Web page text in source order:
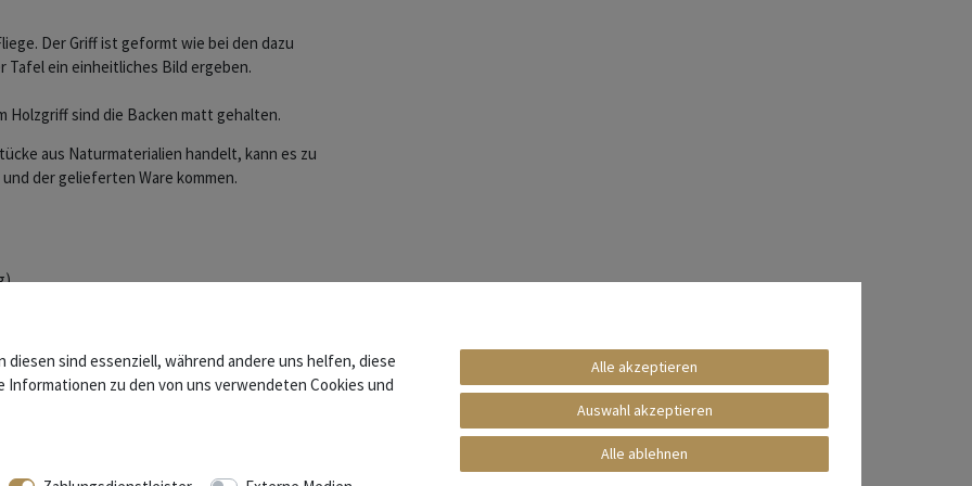
Der Griff ist geformt wie bei den dazu
Tafel ein einheitliches Bild ergeben.
Holzgriff sind die Backen matt gehalten.
aus Naturmaterialien handelt, kann es zu
der gelieferten Ware kommen.
seit Mitte des 19. Jahrhunderts die
sind essenziell, während andere uns helfen, diese
zu den von uns verwendeten Cookies und
Alle akzeptieren
Auswahl akzeptieren
Alle ablehnen